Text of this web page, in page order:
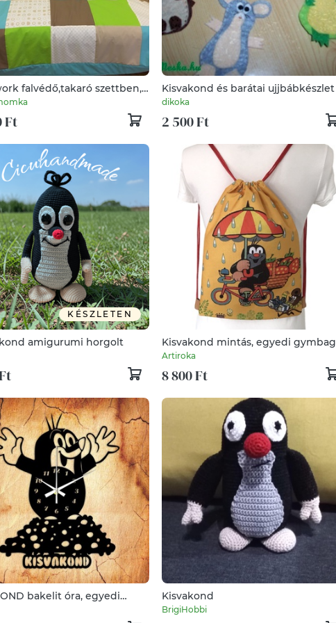
falvédő,takaró szettben,
süni,
Ft
Kisvakond és barátai ujjbábkészlet
dikoka
2 500 Ft
KÉSZLETEN
amigurumi horgolt
Kisvakond mintás, egyedi gymbag
vízálló hátizsák vagy ovis tornazsák
Artiroka
8 800 Ft
bakelit óra, egyedi
Kisvakond
BrigiHobbi